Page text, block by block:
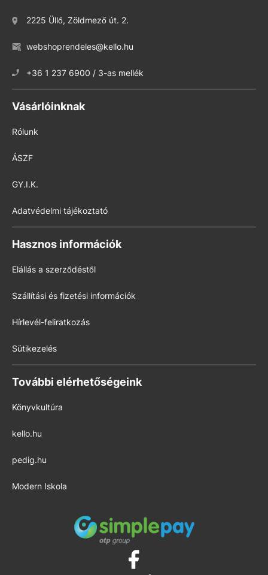
2225 Üllő, Zöldmező út. 2.
webshoprendeles@kello.hu
+36 1 237 6900 / 3-as mellék
Vásárlóinknak
Rólunk
ÁSZF
GY.I.K.
Adatvédelmi tájékoztató
Hasznos információk
Elállás a szerződéstől
Szállítási és fizetési információk
Hírlevél-feliratkozás
Sütikezelés
További elérhetőségeink
Könyvkultúra
kello.hu
pedig.hu
Modern Iskola